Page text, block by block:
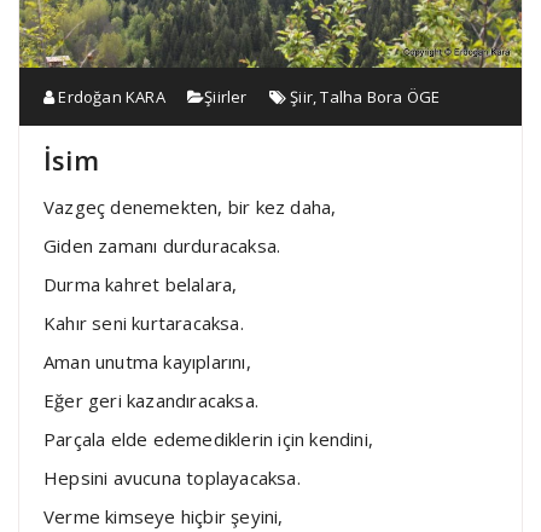
Erdoğan KARA Şiirler Şiir,Talha Bora ÖGE
İsim
Vazgeç denemekten, bir kez daha,
Giden zamanı durduracaksa.
Durma kahret belalara,
Kahır seni kurtaracaksa.
Aman unutma kayıplarını,
Eğer geri kazandıracaksa.
Parçala elde edemediklerin için kendini,
Hepsini avucuna toplayacaksa.
Verme kimseye hiçbir şeyini,